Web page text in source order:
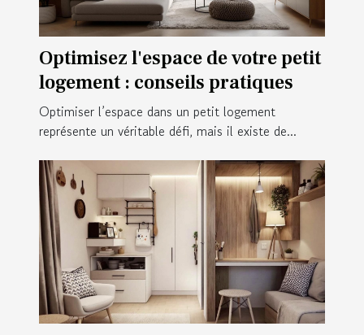
Optimisez l'espace de votre petit
logement : conseils pratiques
Optimiser l’espace dans un petit logement
représente un véritable défi, mais il existe de...